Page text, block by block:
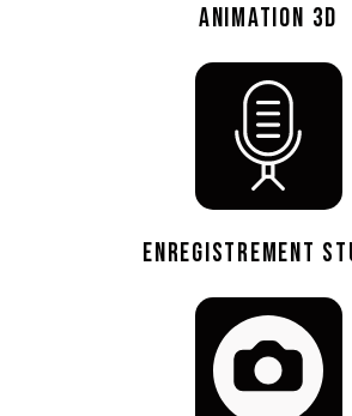
ANIMATION 3D
ENREGISTREMENT